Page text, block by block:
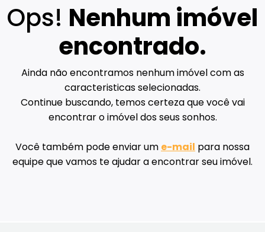
Ops! Nenhum imóvel
encontrado.
Ainda não encontramos nenhum imóvel com as
caracteristicas selecionadas.
Continue buscando, temos certeza que você vai
encontrar o imóvel dos seus sonhos.
Você também pode enviar um e-mail para nossa
equipe que vamos te ajudar a encontrar seu imóvel.